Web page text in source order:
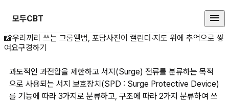
모두CBT
과도적인 과전압을 제한하고 서지
📸우리끼리 쓰는 그룹앨범, 포담사진이 캘린더·지도 위에 추억으로 쌓
여요구경하기
과도적인 과전압을 제한하고 서지(Surge) 전류를 분류하는 목적
으로 사용되는 서지 보호장치(SPD : Surge Protective Device)
를 기능에 따라 3가지로 분류하고, 구조에 따라 2가지 분류하여 쓰